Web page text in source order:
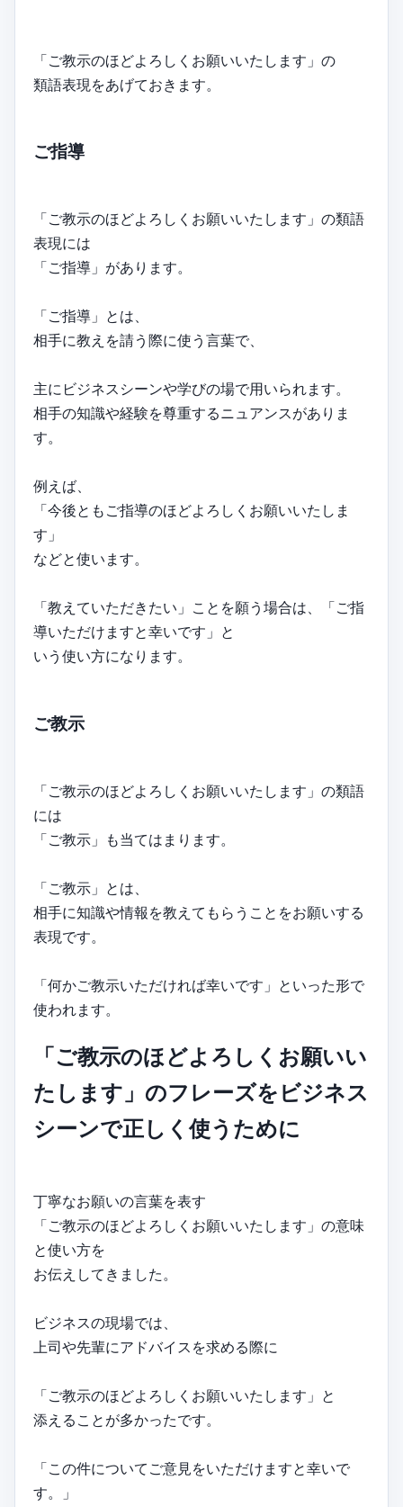
「ご教示のほどよろしくお願いいたします」の
類語表現をあげておきます。
ご指導
「ご教示のほどよろしくお願いいたします」の類語
表現には
「ご指導」があります。
「ご指導」とは、
相手に教えを請う際に使う言葉で、
主にビジネスシーンや学びの場で用いられます。
相手の知識や経験を尊重するニュアンスがありま
す。
例えば、
「今後ともご指導のほどよろしくお願いいたしま
す」
などと使います。
「教えていただきたい」ことを願う場合は、「ご指
導いただけますと幸いです」と
いう使い方になります。
ご教示
「ご教示のほどよろしくお願いいたします」の類語
には
「ご教示」も当てはまります。
「ご教示」とは、
相手に知識や情報を教えてもらうことをお願いする
表現です。
「何かご教示いただければ幸いです」といった形で
使われます。
「ご教示のほどよろしくお願いい
たします」のフレーズをビジネス
シーンで正しく使うために
丁寧なお願いの言葉を表す
「ご教示のほどよろしくお願いいたします」の意味
と使い方を
お伝えしてきました。
ビジネスの現場では、
上司や先輩にアドバイスを求める際に
「ご教示のほどよろしくお願いいたします」と
添えることが多かったです。
「この件についてご意見をいただけますと幸いで
す。」